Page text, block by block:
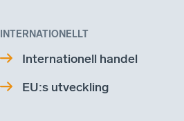
INTERNATIONELLT
Internationell handel
EU:s utveckling